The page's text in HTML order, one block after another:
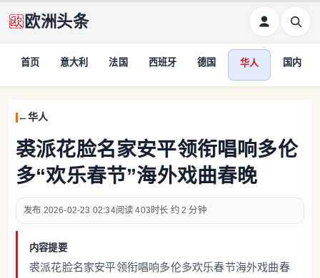
欧洲头条
首页 意大利 法国 西班牙 德国 华人 国内
华人
裘派花脸名家安平领衔唱响多伦
多“欢乐春节”海外戏曲春晚
2026-02-23 02:34 403 约 2 分钟
内容提要
裘派花脸名家安平领衔唱响多伦多欢乐春节海外戏曲春